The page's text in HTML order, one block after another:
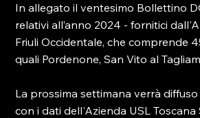
In allegato il ventesimo Bollettino
relativi all’anno 2024 - fornitici
Friuli Occidentale, che comprende
quali Pordenone, San Vito al
La prossima settimana verrà
con i dati dell'Azienda USL Toscana